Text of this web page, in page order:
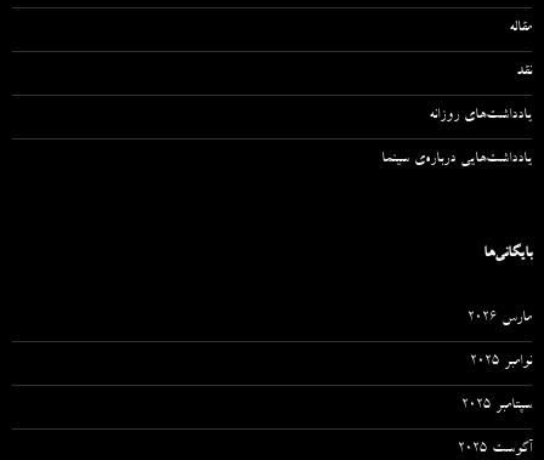
مقاله‌
نقد
یادداشت‌های روزانه
یادداشت‌هایی درباره‌ی سینما
بایگانی‌ها
مارس 2026
نوامبر 2025
سپتامبر 2025
آگوست 2025